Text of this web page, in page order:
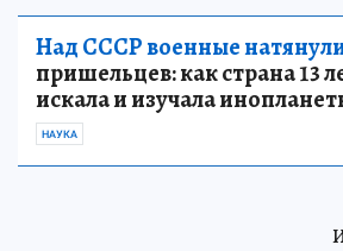
Над СССР военные
пришельцев: как страна 13
искала и изучала
НАУКА